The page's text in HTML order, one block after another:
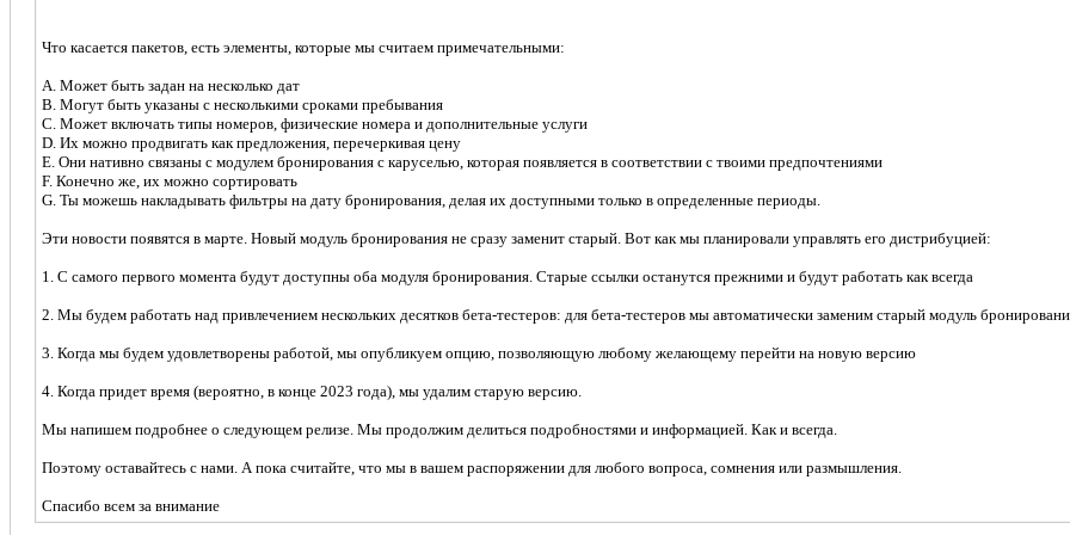
Что касается пакетов, есть элементы, которые мы считаем примечательными:
A. Может быть задан на несколько дат
B. Могут быть указаны с несколькими сроками пребывания
C. Может включать типы номеров, физические номера и дополнительные услуги
D. Их можно продвигать как предложения, перечеркивая цену
E. Они нативно связаны с модулем бронирования с каруселью, которая появляется в соответствии с твоими предпочтениями
F. Конечно же, их можно сортировать
G. Ты можешь накладывать фильтры на дату бронирования, делая их доступными только в определенные периоды.
Эти новости появятся в марте. Новый модуль бронирования не сразу заменит старый. Вот как мы планировали управлять его дистрибуцией:
1. С самого первого момента будут доступны оба модуля бронирования. Старые ссылки останутся прежними и будут работать как всегда
2. Мы будем работать над привлечением нескольких десятков бета-тестеров: для бета-тестеров мы автоматически заменим старый модуль
3. Когда мы будем удовлетворены работой, мы опубликуем опцию, позволяющую любому желающему перейти на новую версию
4. Когда придет время (вероятно, в конце 2023 года), мы удалим старую версию.
Мы напишем подробнее о следующем релизе. Мы продолжим делиться подробностями и информацией. Как и всегда.
Поэтому оставайтесь с нами. А пока считайте, что мы в вашем распоряжении для любого вопроса, сомнения или размышления.
Спасибо всем за внимание